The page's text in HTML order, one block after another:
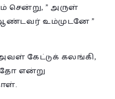
சென்று, ” அருள்
உம்முடனே ”
கேட்டுக் கலங்கி,
என்று